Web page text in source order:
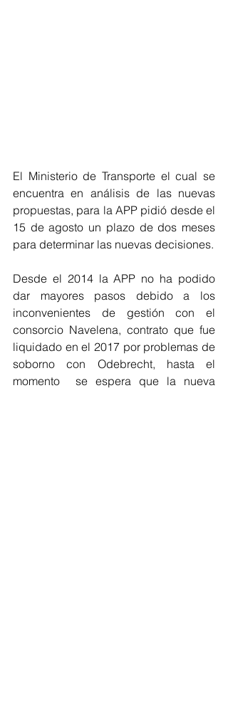
El Ministerio de Transporte el cual se
encuentra en análisis de las nuevas
propuestas, para la APP pidió desde el
15 de agosto un plazo de dos meses
para determinar las nuevas decisiones.
Desde el 2014 la APP no ha podido
dar mayores pasos debido a los
inconvenientes de gestión con el
consorcio Navelena, contrato que fue
liquidado en el 2017 por problemas de
soborno con Odebrecht, hasta el
momento  se espera que la nueva